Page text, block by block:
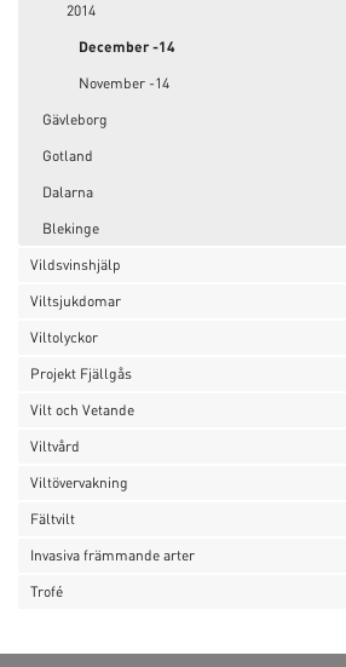
2014
December -14
November -14
Gävleborg
Gotland
Dalarna
Blekinge
Vildsvinshjälp
Viltsjukdomar
Viltolyckor
Projekt Fjällgås
Vilt och Vetande
Viltvård
Viltövervakning
Fältvilt
Invasiva främmande arter
Trofé